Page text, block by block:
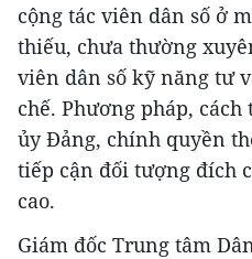
cộng tác viên dân số ở
thiếu, chưa thường
viên dân số kỹ năng tư
chế. Phương pháp,
ủy Đảng, chính quyền
tiếp cận đối tượng đích
cao.
Giám đốc Trung tâm